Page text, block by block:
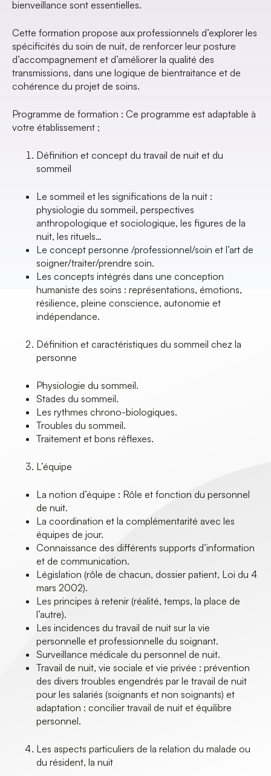
bienveillance sont essentielles.
Cette formation propose aux professionnels d’explorer les
spécificités du soin de nuit, de renforcer leur posture
d’accompagnement et d’améliorer la qualité des
transmissions, dans une logique de bientraitance et de
cohérence du projet de soins.
Programme de formation : Ce programme est adaptable à
votre établissement ;
Définition et concept du travail de nuit et du
sommeil
Le sommeil et les significations de la nuit :
physiologie du sommeil, perspectives
anthropologique et sociologique, les figures de la
nuit, les rituels…
Le concept personne /professionnel/soin et l’art de
soigner/traiter/prendre soin.
Les concepts intégrés dans une conception
humaniste des soins : représentations, émotions,
résilience, pleine conscience, autonomie et
indépendance.
Définition et caractéristiques du sommeil chez la
personne
Physiologie du sommeil.
Stades du sommeil.
Les rythmes chrono-biologiques.
Troubles du sommeil.
Traitement et bons réflexes.
L’équipe
La notion d’équipe : Rôle et fonction du personnel
de nuit.
La coordination et la complémentarité avec les
équipes de jour.
Connaissance des différents supports d’information
et de communication.
Législation (rôle de chacun, dossier patient, Loi du 4
mars 2002).
Les principes à retenir (réalité, temps, la place de
l’autre).
Les incidences du travail de nuit sur la vie
personnelle et professionnelle du soignant.
Surveillance médicale du personnel de nuit.
Travail de nuit, vie sociale et vie privée : prévention
des divers troubles engendrés par le travail de nuit
pour les salariés (soignants et non soignants) et
adaptation : concilier travail de nuit et équilibre
personnel.
Les aspects particuliers de la relation du malade ou
du résident, la nuit